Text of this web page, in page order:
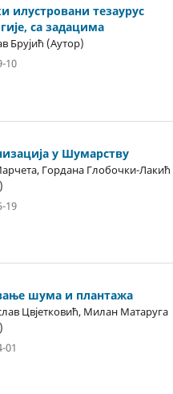
илустровани тезаурус
са задацима
Брујић (Аутор)
10
у Шумарству
Гордана Глобочки-Лакић
19
шума и плантажа
Цвјетковић, Милан Матаруга
01